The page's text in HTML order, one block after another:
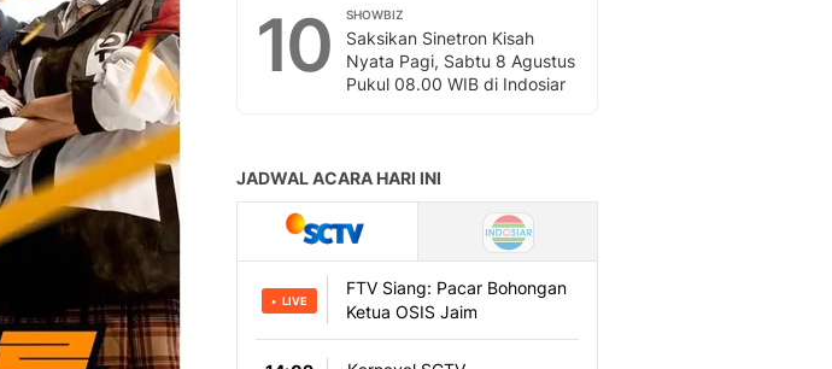
10 SHOWBIZ
Saksikan Sinetron Kisah
Nyata Pagi, Sabtu 8 Agustus
Pukul 08.00 WIB di Indosiar